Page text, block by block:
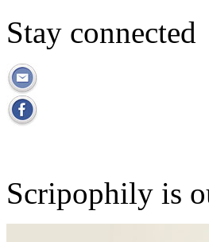
Stay connected
Scripophily is